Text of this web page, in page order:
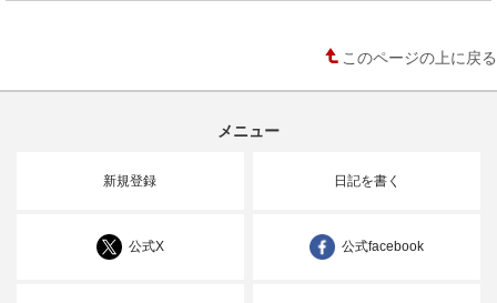
このページの上に戻る
メニュー
新規登録 日記を書く
公式X 公式facebook